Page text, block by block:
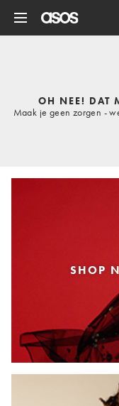
OH NEE! DAT
Maak je geen zorgen -
SHOP